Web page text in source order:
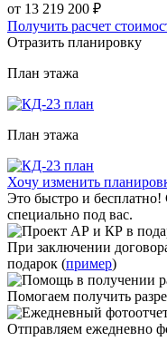
от 13 219 200 ₽
Получить расчет
Отразить планировку
План этажа
План этажа
Хочу изменить
Это быстро и
специально под вас.
При заключении
подарок (пример)
Помогаем получить
Отправляем ежедневно